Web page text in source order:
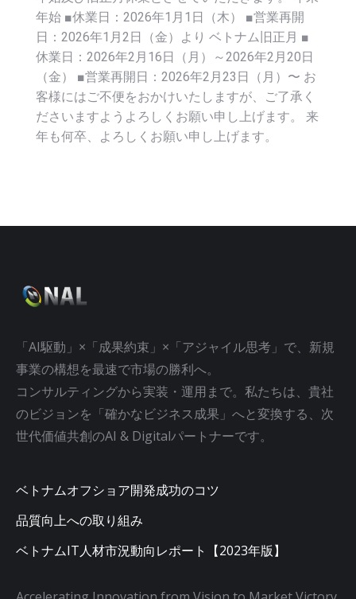
年始 ■休業日：2026年1月1日（木） ■営業再開
日：2026年1月2日（金）より ベトナム旧正月 ■
休業日：2026年2月16日（月）～2026年2月20日
（金） ■営業再開日：2026年2月23日（月）〜 お
客様にはご不便をおかけいたしますが、ご了承く
ださいますようよろしくお願い申し上げます。 来
年も何卒、よろしくお願い申し上げます。
「AI駆動」×「成果約束」×「アジャイル思考」で、新規
事業の構想を最速で市場の勝利へ。
コンサルティングから実装・運用まで。私たちは、貴社
のビジョンを「確かなビジネス成果」へと変換する、次
世代価値共創のAI & Digitalパートナーです。
ベトナムオフショア開発成功のコツ
品質向上への取り組み
ベトナムIT人材市況動向レポート【2023年版】